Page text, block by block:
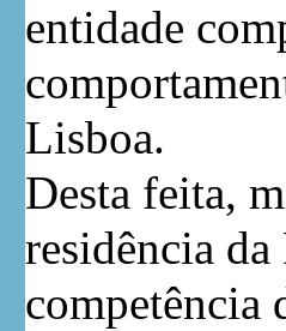
entidade
Lisboa.
Desta feita,
residência
competência